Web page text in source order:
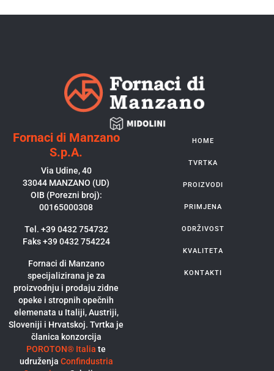
Fornaci di Manzano
S.p.A.
Via Udine, 40
33044 MANZANO (UD)
OIB (Porezni broj):
00165000308
Tel. +39 0432 754732
Faks +39 0432 754224
Fornaci di Manzano
specijalizirana je za
proizvodnju i prodaju zidne
opeke i stropnih opečnih
elemenata u Italiji, Austriji,
Sloveniji i Hrvatskoj. Tvrtka je
članica konzorcija
POROTON® Italia te
udruženja Confindustria
HOME
TVRTKA
PROIZVODI
PRIMJENA
ODRŽIVOST
KVALITETA
KONTAKTI